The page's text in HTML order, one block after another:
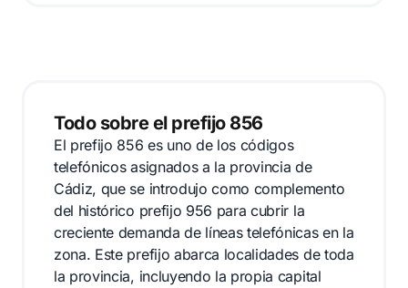
Todo sobre el prefijo 856
El prefijo 856 es uno de los códigos
telefónicos asignados a la provincia de
Cádiz, que se introdujo como complemento
del histórico prefijo 956 para cubrir la
creciente demanda de líneas telefónicas en la
zona. Este prefijo abarca localidades de toda
la provincia, incluyendo la propia capital